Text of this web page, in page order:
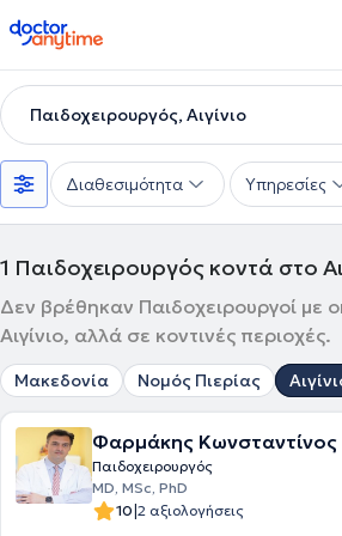
doctoranytime
Παιδοχειρουργός, Αιγίνιο
Διαθεσιμότητα Υπηρεσίες
1 Παιδοχειρουργός κοντά στο
Δεν βρέθηκαν Παιδοχειρουργοί με
Αιγίνιο, αλλά σε κοντινές περιοχές.
Μακεδονία Νομός Πιερίας
Φαρμάκης Κωνσταντίνος
Παιδοχειρουργός
ΜD, MSc, PhD
10|2 αξιολογήσεις